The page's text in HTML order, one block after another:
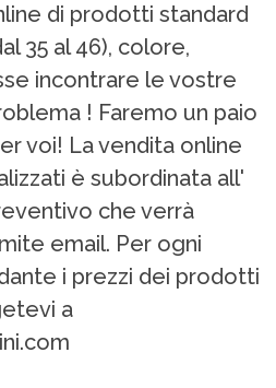
di prodotti standard
35 al 46), colore,
incontrare le vostre
! Faremo un paio
voi! La vendita online
è subordinata all'
che verrà
email. Per ogni
i prezzi dei prodotti
a